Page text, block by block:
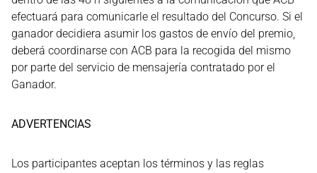
efectuará para comunicarle el resultado del Concurso. Si el
ganador decidiera asumir los gastos de envío del premio,
deberá coordinarse con ACB para la recogida del mismo
por parte del servicio de mensajería contratado por el
Ganador.
ADVERTENCIAS
Los participantes aceptan los términos y las reglas